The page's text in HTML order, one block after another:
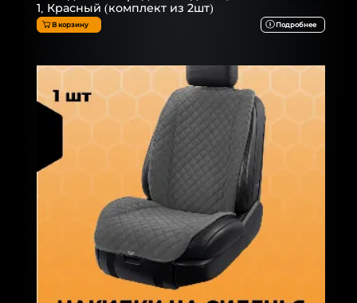
1, Красный (комплект из 2шт)
В корзину Подробнее